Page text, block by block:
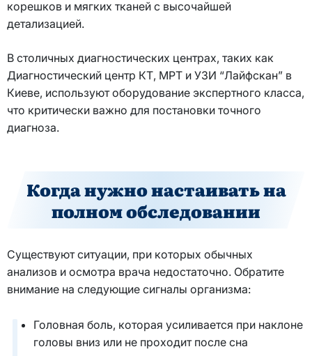
корешков и мягких тканей с высочайшей
детализацией.
В столичных диагностических центрах, таких как
Диагностический центр КТ, МРТ и УЗИ “Лайфскан” в
Киеве, используют оборудование экспертного класса,
что критически важно для постановки точного
диагноза.
Когда нужно настаивать на
полном обследовании
Существуют ситуации, при которых обычных
анализов и осмотра врача недостаточно. Обратите
внимание на следующие сигналы организма:
Головная боль, которая усиливается при наклоне
головы вниз или не проходит после сна